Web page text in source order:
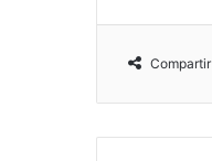
Compartir